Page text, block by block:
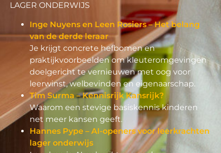
LAGER ONDERWIJS
Inge Nuyens en Leen Rosiers – Het belang
van de derde leraar
Je krijgt concrete hefbomen en
praktijkvoorbeelden om kleuteromgevingen
doelgericht te vernieuwen met oog voor
leerwinst, welbevinden en eigenaarschap.
Tim Surma – Kennisrijk Kansrijk?
Waarom een stevige basiskennis kinderen
net meer kansen geeft.
Hannes Pype – AI-openers voor leerkrachten
lager onderwijs